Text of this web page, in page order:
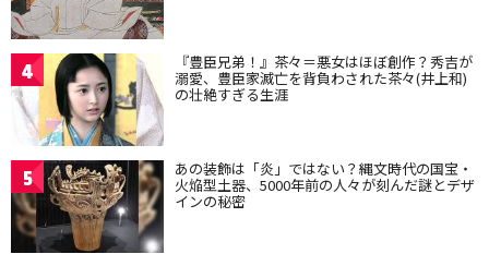
4 『豊臣兄弟！』茶々＝悪女はほぼ創作？秀吉が
溺愛、豊臣家滅亡を背負わされた茶々(井上和)
の壮絶すぎる生涯
5 あの装飾は「炎」ではない？縄文時代の国宝・
火焔型土器、5000年前の人々が刻んだ謎とデザ
インの秘密